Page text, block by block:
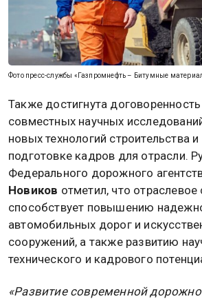
Фото пресс-службы «Газпромнефть – Битумные
Также достигнута
совместных научных
новых технологий строительства
подготовке кадров для отрасли.
Федерального дорожного
Новиков отметил, что отраслевое
способствует повышению
автомобильных дорог и
сооружений, а также развитию
технического и кадрового
«Развитие современной